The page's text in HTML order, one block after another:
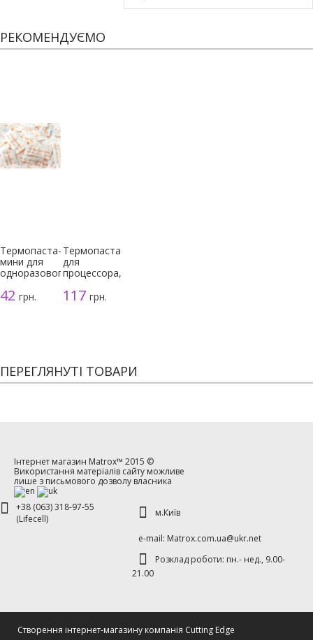
РЕКОМЕНДУЄМО
Термопаста-
мини для
одноразового
42 грн.
Термопаста
для
процессора,
117грн.
ПЕРЕГЛЯНУТІ ТОВАРИ
Інтернет магазин Matrox™ 2015 ©
Використання матеріалів сайту можливе
лише з письмового дозволу власника
+38 (063) 318-97-55
(Lifecell)
м.Київ
е-mаil: Matrox.com.ua@ukr.net
Розклад роботи: пн.- нед., 9.00-
21.00
Cтворення інтернет-магазину компанія Cutting Edge